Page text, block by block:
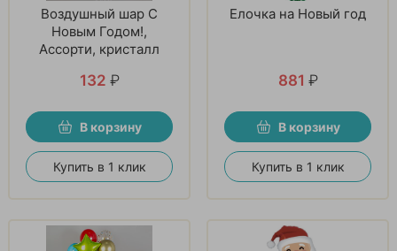
Воздушный шар С
Новым Годом!,
Ассорти, кристалл
132 ₽
В корзину
Купить в 1 клик
Елочка на Новый год
881 ₽
В корзину
Купить в 1 клик